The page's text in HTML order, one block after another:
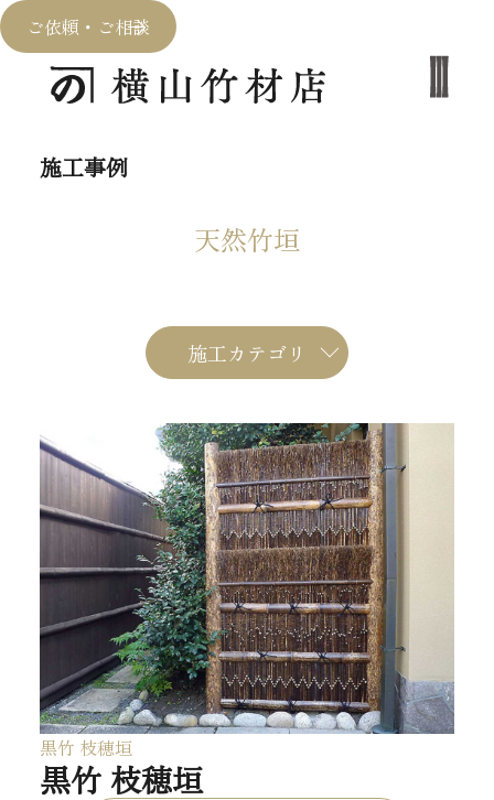
ご依頼・ご相談
施工事例
天然竹垣
施工カテゴリ
黒竹 枝穂垣
黒竹 枝穂垣